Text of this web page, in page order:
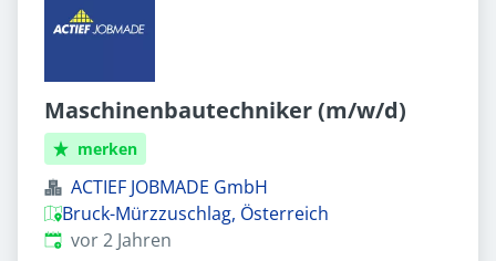
Maschinenbautechniker (m/w/d)
merken
ACTIEF JOBMADE GmbH
Bruck-Mürzzuschlag, Österreich
Veröffentlicht:
vor 2 Jahren